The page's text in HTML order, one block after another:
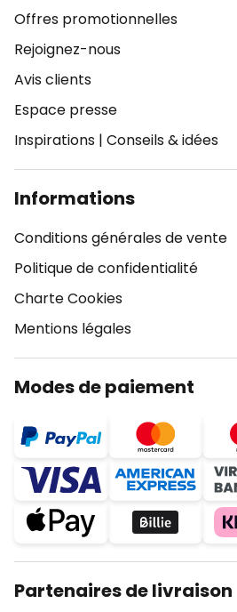
Offres promotionnelles
Rejoignez-nous
Avis clients
Espace presse
Inspirations | Conseils & idées
Informations
Conditions générales de vente
Politique de confidentialité
Charte Cookies
Mentions légales
Modes de paiement
Partenaires de livraison